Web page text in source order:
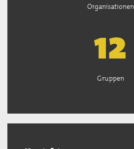
Organisationen
13
Gruppen